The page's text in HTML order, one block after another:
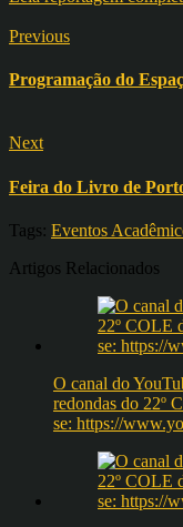
Previous
Programação do
Next
Feira do Livro de
Tags: Eventos
Artigos Relacionados
O canal do
redondas do 22º
se: https://